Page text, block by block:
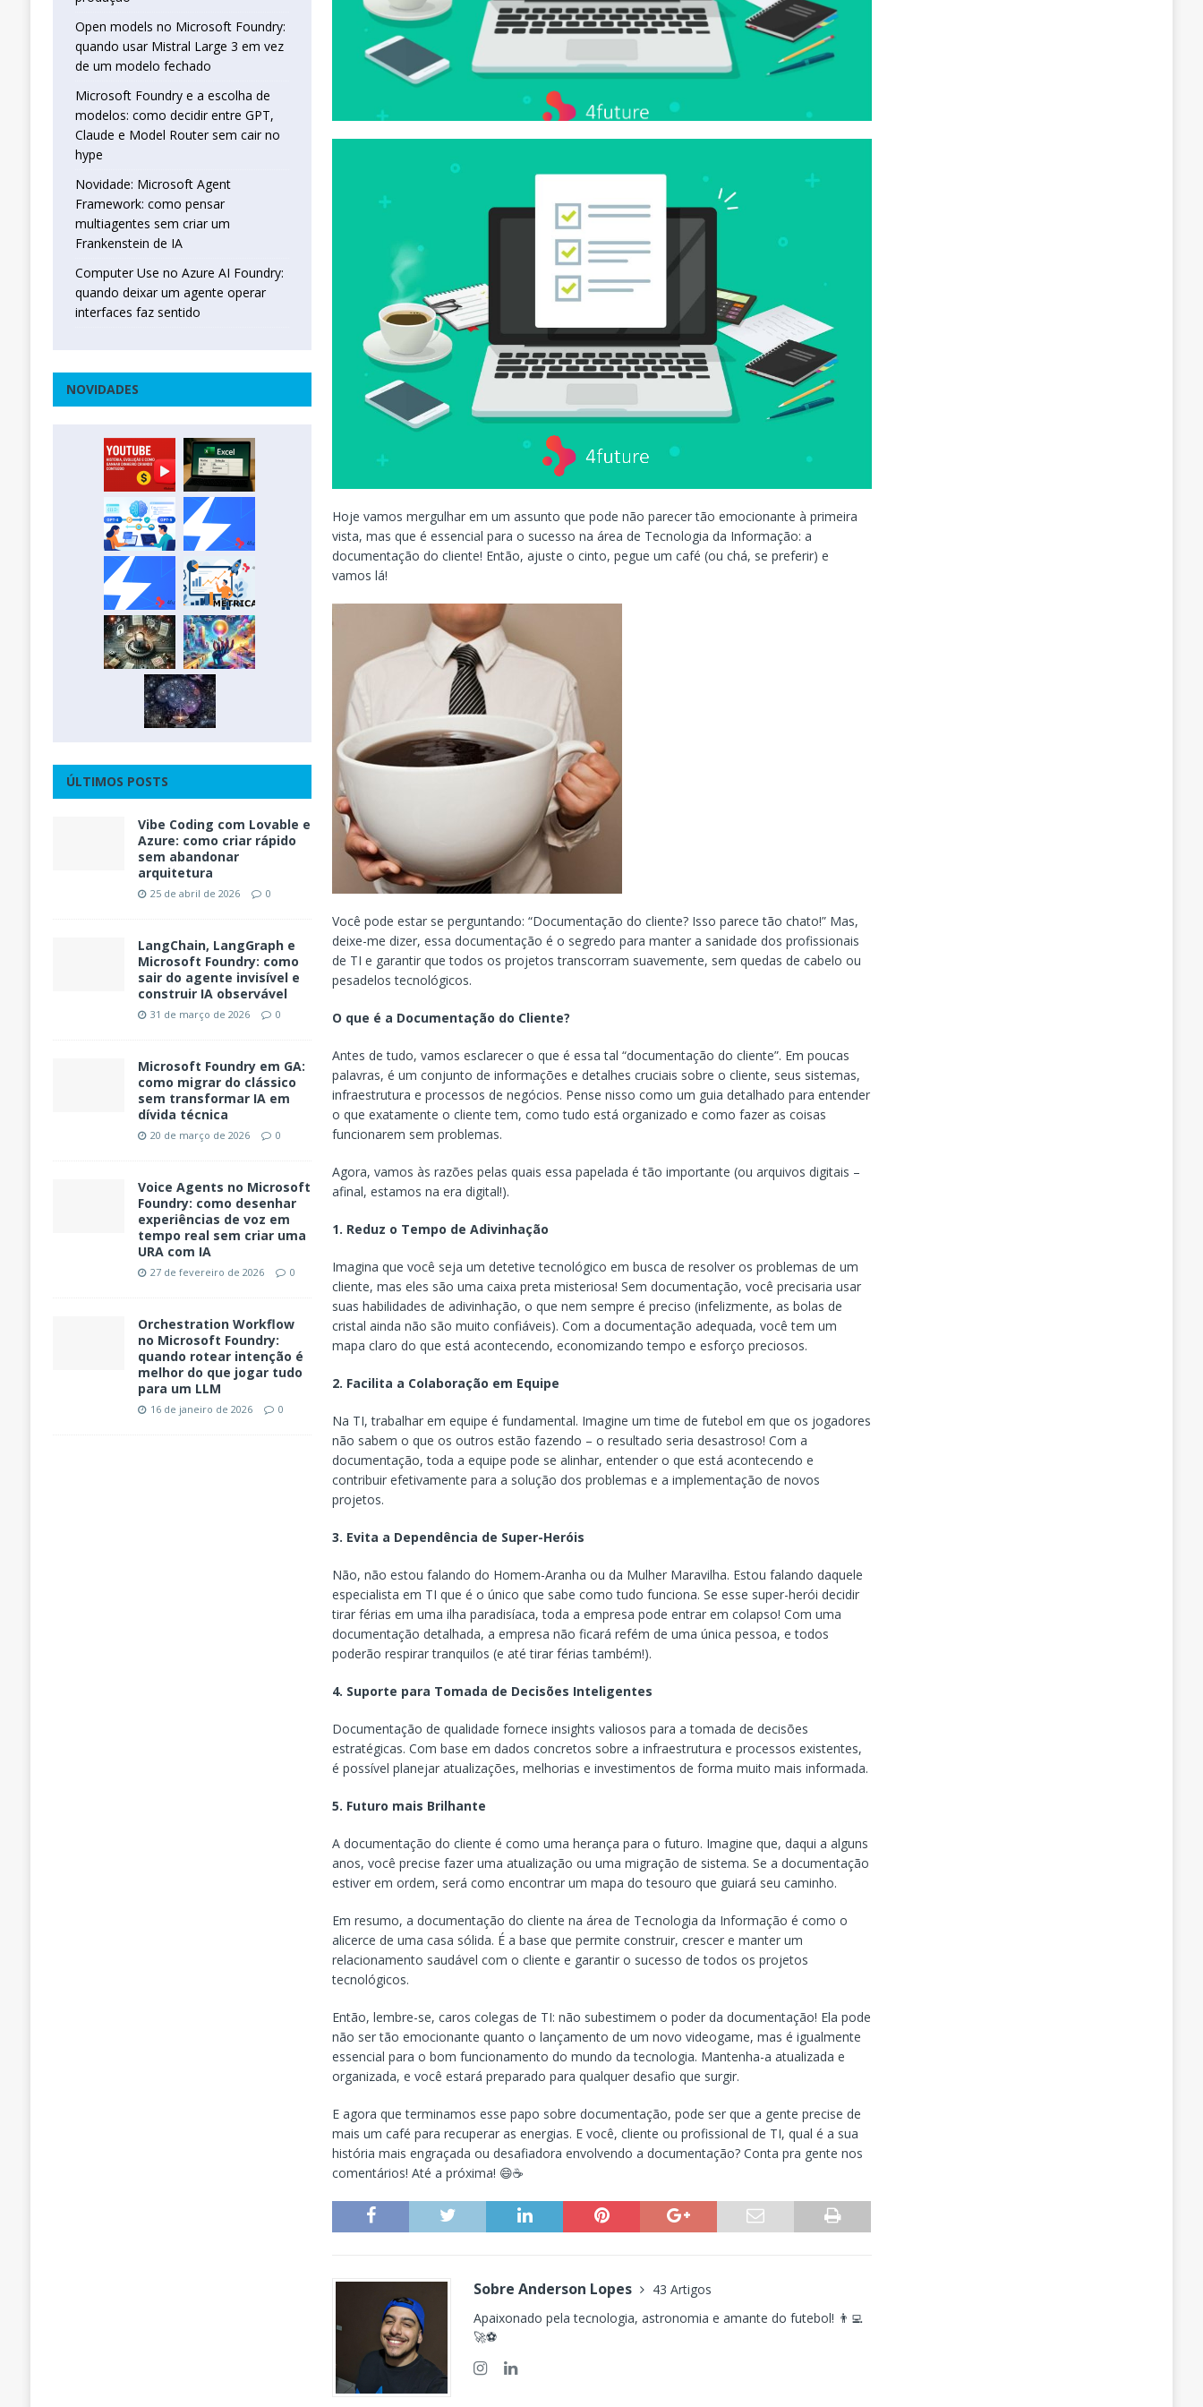
Hoje vamos mergulhar em um assunto que pode não parecer tão emocionante à primeira
vista, mas que é essencial para o sucesso na área de Tecnologia da Informação: a
documentação do cliente! Então, ajuste o cinto, pegue um café (ou chá, se preferir) e
vamos lá!
Você pode estar se perguntando: “Documentação do cliente? Isso parece tão chato!” Mas,
deixe-me dizer, essa documentação é o segredo para manter a sanidade dos profissionais
de TI e garantir que todos os projetos transcorram suavemente, sem quedas de cabelo ou
pesadelos tecnológicos.
O que é a Documentação do Cliente?
Antes de tudo, vamos esclarecer o que é essa tal “documentação do cliente”. Em poucas
palavras, é um conjunto de informações e detalhes cruciais sobre o cliente, seus sistemas,
infraestrutura e processos de negócios. Pense nisso como um guia detalhado para entender
o que exatamente o cliente tem, como tudo está organizado e como fazer as coisas
funcionarem sem problemas.
Agora, vamos às razões pelas quais essa papelada é tão importante (ou arquivos digitais –
afinal, estamos na era digital!).
1. Reduz o Tempo de Adivinhação
Imagina que você seja um detetive tecnológico em busca de resolver os problemas de um
cliente, mas eles são uma caixa preta misteriosa! Sem documentação, você precisaria usar
suas habilidades de adivinhação, o que nem sempre é preciso (infelizmente, as bolas de
cristal ainda não são muito confiáveis). Com a documentação adequada, você tem um
mapa claro do que está acontecendo, economizando tempo e esforço preciosos.
2. Facilita a Colaboração em Equipe
Na TI, trabalhar em equipe é fundamental. Imagine um time de futebol em que os jogadores
não sabem o que os outros estão fazendo – o resultado seria desastroso! Com a
documentação, toda a equipe pode se alinhar, entender o que está acontecendo e
contribuir efetivamente para a solução dos problemas e a implementação de novos
projetos.
3. Evita a Dependência de Super-Heróis
Não, não estou falando do Homem-Aranha ou da Mulher Maravilha. Estou falando daquele
especialista em TI que é o único que sabe como tudo funciona. Se esse super-herói decidir
tirar férias em uma ilha paradisíaca, toda a empresa pode entrar em colapso! Com uma
documentação detalhada, a empresa não ficará refém de uma única pessoa, e todos
poderão respirar tranquilos (e até tirar férias também!).
4. Suporte para Tomada de Decisões Inteligentes
Documentação de qualidade fornece insights valiosos para a tomada de decisões
estratégicas. Com base em dados concretos sobre a infraestrutura e processos existentes,
é possível planejar atualizações, melhorias e investimentos de forma muito mais informada.
5. Futuro mais Brilhante
A documentação do cliente é como uma herança para o futuro. Imagine que, daqui a alguns
anos, você precise fazer uma atualização ou uma migração de sistema. Se a documentação
estiver em ordem, será como encontrar um mapa do tesouro que guiará seu caminho.
Em resumo, a documentação do cliente na área de Tecnologia da Informação é como o
alicerce de uma casa sólida. É a base que permite construir, crescer e manter um
relacionamento saudável com o cliente e garantir o sucesso de todos os projetos
tecnológicos.
Então, lembre-se, caros colegas de TI: não subestimem o poder da documentação! Ela pode
não ser tão emocionante quanto o lançamento de um novo videogame, mas é igualmente
essencial para o bom funcionamento do mundo da tecnologia. Mantenha-a atualizada e
organizada, e você estará preparado para qualquer desafio que surgir.
E agora que terminamos esse papo sobre documentação, pode ser que a gente precise de
mais um café para recuperar as energias. E você, cliente ou profissional de TI, qual é a sua
história mais engraçada ou desafiadora envolvendo a documentação? Conta pra gente nos
comentários! Até a próxima! 😄☕️
Sobre Anderson Lopes
43 Artigos
Apaixonado pela tecnologia, astronomia e amante do futebol! 👨‍💻
🚀⚽
Open models no Microsoft Foundry:
quando usar Mistral Large 3 em vez
de um modelo fechado
Microsoft Foundry e a escolha de
modelos: como decidir entre GPT,
Claude e Model Router sem cair no
hype
Novidade: Microsoft Agent
Framework: como pensar
multiagentes sem criar um
Frankenstein de IA
Computer Use no Azure AI Foundry:
quando deixar um agente operar
interfaces faz sentido
NOVIDADES
ÚLTIMOS POSTS
Vibe Coding com Lovable e
Azure: como criar rápido
sem abandonar
arquitetura
25 de abril de 2026 0
LangChain, LangGraph e
Microsoft Foundry: como
sair do agente invisível e
construir IA observável
31 de março de 2026 0
Microsoft Foundry em GA:
como migrar do clássico
sem transformar IA em
dívida técnica
20 de março de 2026 0
Voice Agents no Microsoft
Foundry: como desenhar
experiências de voz em
tempo real sem criar uma
URA com IA
27 de fevereiro de 2026 0
Orchestration Workflow
no Microsoft Foundry:
quando rotear intenção é
melhor do que jogar tudo
para um LLM
16 de janeiro de 2026 0